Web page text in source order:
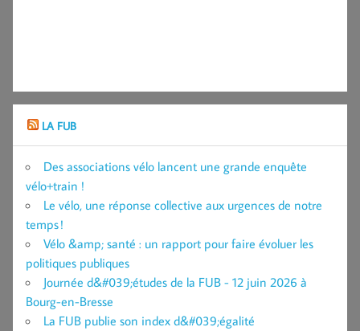
LA FUB
Des associations vélo lancent une grande enquête
vélo+train !
Le vélo, une réponse collective aux urgences de notre
temps !
Vélo &amp; santé : un rapport pour faire évoluer les
politiques publiques
Journée d&#039;études de la FUB - 12 juin 2026 à
Bourg-en-Bresse
La FUB publie son index d&#039;égalité